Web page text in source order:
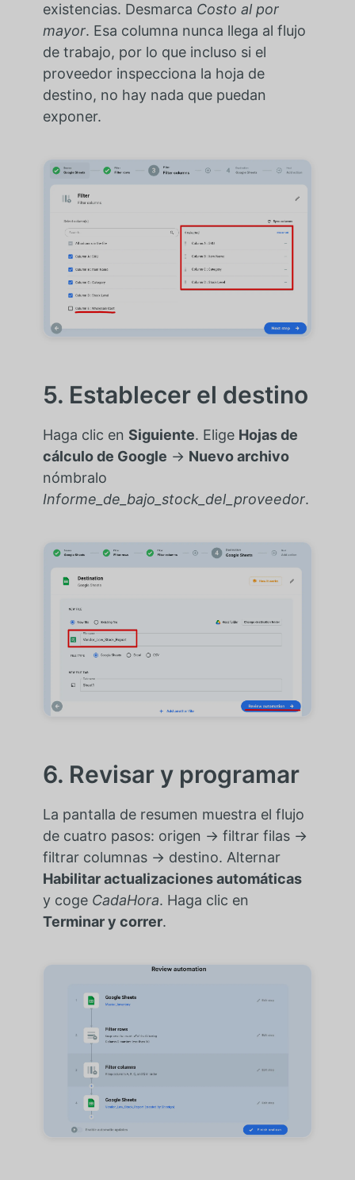
existencias. Desmarca Costo al por
mayor. Esa columna nunca llega al flujo
de trabajo, por lo que incluso si el
proveedor inspecciona la hoja de
destino, no hay nada que puedan
exponer.
5. Establecer el destino
Haga clic en Siguiente. Elige Hojas de
cálculo de Google → Nuevo archivo
nómbralo
Informe_de_bajo_stock_del_proveedor.
6. Revisar y programar
La pantalla de resumen muestra el flujo
de cuatro pasos: origen → filtrar filas →
filtrar columnas → destino. Alternar
Habilitar actualizaciones automáticas
y coge CadaHora. Haga clic en
Terminar y correr.